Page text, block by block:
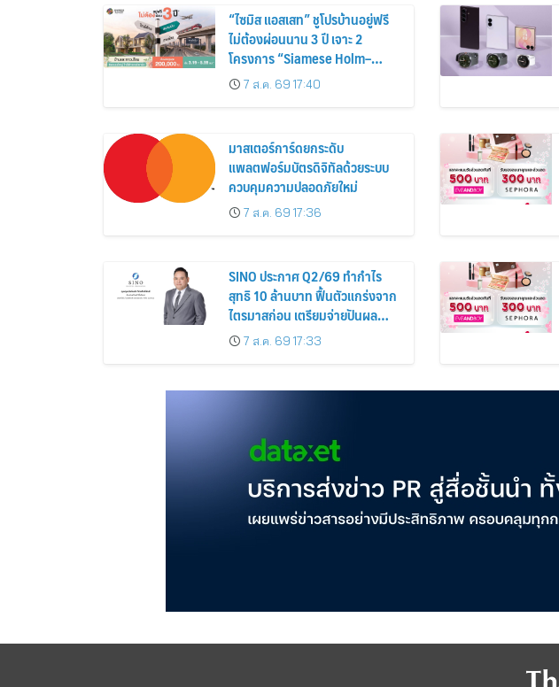
“ไซมิส แอสเสท” ชูโปรบ้านอยู่ฟรี
ไม่ต้องผ่อนนาน 3 ปี เจาะ 2
โครงการ “Siamese Holm–
Siamese Blossom” พร้อม
ส่วนลดและสิทธิพิเศษถึง 31
7 ส.ค. 69 17:40
มาสเตอร์การ์ดยกระดับ
แพลตฟอร์มบัตรดิจิทัลด้วยระบบ
ควบคุมความปลอดภัยใหม่
7 ส.ค. 69 17:36
SINO ประกาศ Q2/69 ทำกำไร
สุทธิ 10 ล้านบาท ฟื้นตัวแกร่งจาก
ไตรมาสก่อน เตรียมจ่ายปันผล
ระหว่างกาล 0.014423 บาทต่อหุ้น
ครึ่งปีหลังมุ่งเติบโตต่อเนื่อง
7 ส.ค. 69 17:33